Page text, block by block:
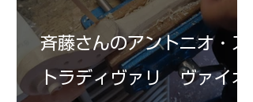
斉藤さんのアントニオ・ス
トラディヴァリ ヴァイオ